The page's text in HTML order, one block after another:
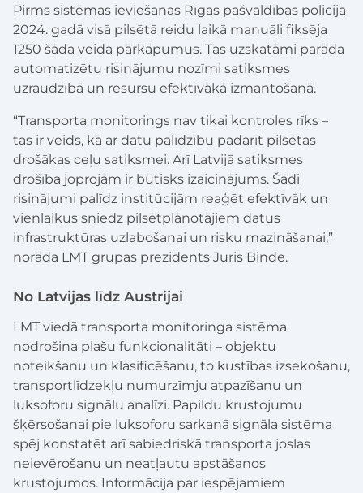
Pirms sistēmas ieviešanas Rīgas pašvaldības policija
2024. gadā visā pilsētā reidu laikā manuāli fiksēja
1250 šāda veida pārkāpumus. Tas uzskatāmi parāda
automatizētu risinājumu nozīmi satiksmes
uzraudzībā un resursu efektīvākā izmantošanā.
“Transporta monitorings nav tikai kontroles rīks –
tas ir veids, kā ar datu palīdzību padarīt pilsētas
drošākas ceļu satiksmei. Arī Latvijā satiksmes
drošība joprojām ir būtisks izaicinājums. Šādi
risinājumi palīdz institūcijām reaģēt efektīvāk un
vienlaikus sniedz pilsētplānotājiem datus
infrastruktūras uzlabošanai un risku mazināšanai,”
norāda LMT grupas prezidents Juris Binde.
No Latvijas līdz Austrijai
LMT viedā transporta monitoringa sistēma
nodrošina plašu funkcionalitāti – objektu
noteikšanu un klasificēšanu, to kustības izsekošanu,
transportlīdzekļu numurzīmju atpazīšanu un
luksoforu signālu analīzi. Papildu krustojumu
šķērsošanai pie luksoforu sarkanā signāla sistēma
spēj konstatēt arī sabiedriskā transporta joslas
neievērošanu un neatļautu apstāšanos
krustojumos. Informācija par iespējamiem